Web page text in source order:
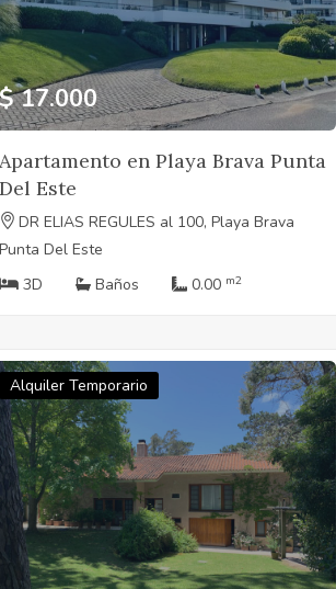
17.000
Apartamento en Playa Brava Punta
Del Este
DR ELIAS REGULES al 100, Playa Brava
Punta Del Este
3D
Baños 0.00 m2
Alquiler Temporario